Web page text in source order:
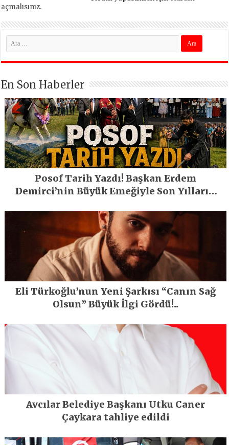
açmalısınız.
En Son Haberler
Posof Tarih Yazdı! Başkan Erdem
Demirci’nin Büyük Emeğiyle Son Yılların
Eli Türkoğlu’nun Yeni Şarkısı “Canın Sağ
Olsun” Büyük İlgi Gördü!..
Avcılar Belediye Başkanı Utku Caner
Çaykara tahliye edildi